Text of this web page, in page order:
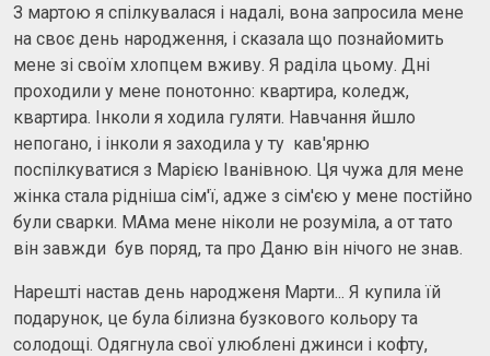
З мартою я спілкувалася і надалі, вона запросила мене
на своє день народження, і сказала що познайомить
мене зі своїм хлопцем вживу. Я раділа цьому. Дні
проходили у мене понотонно: квартира, коледж,
квартира. Інколи я ходила гуляти. Навчання йшло
непогано, і інколи я заходила у ту кав'ярню
поспілкуватися з Марією Іванівною. Ця чужа для мене
жінка стала рідніша сім'ї, адже з сім'єю у мене постійно
були сварки. МАма мене ніколи не розуміла, а от тато
він завжди був поряд, та про Даню він нічого не знав.
Нарешті настав день народженя Марти... Я купила їй
подарунок, це була білизна бузкового кольору та
солодощі. Одягнула свої улюблені джинси і кофту,